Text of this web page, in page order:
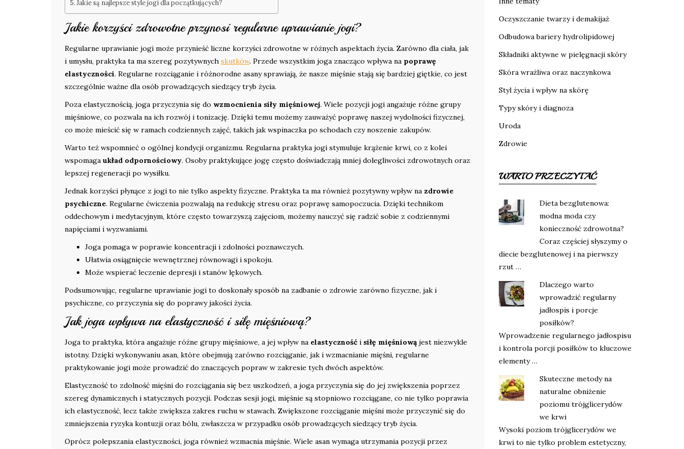
Jakie są najlepsze style jogi dla początkujących?
Jakie korzyści zdrowotne przynosi regularne uprawianie jogi?
Regularne uprawianie jogi może przynieść liczne korzyści zdrowotne w różnych aspektach życia. Zarówno dla ciała, jak
i umysłu, praktyka ta ma szereg pozytywnych skutków. Przede wszystkim joga znacząco wpływa na poprawę
elastyczności. Regularne rozciąganie i różnorodne asany sprawiają, że nasze mięśnie stają się bardziej giętkie, co jest
szczególnie ważne dla osób prowadzących siedzący tryb życia.
Poza elastycznością, joga przyczynia się do wzmocnienia siły mięśniowej. Wiele pozycji jogi angażuje różne grupy
mięśniowe, co pozwala na ich rozwój i tonizację. Dzięki temu możemy zauważyć poprawę naszej wydolności fizycznej,
co może mieścić się w ramach codziennych zajęć, takich jak wspinaczka po schodach czy noszenie zakupów.
Warto też wspomnieć o ogólnej kondycji organizmu. Regularna praktyka jogi stymuluje krążenie krwi, co z kolei
wspomaga układ odpornościowy. Osoby praktykujące jogę często doświadczają mniej dolegliwości zdrowotnych oraz
lepszej regeneracji po wysiłku.
Jednak korzyści płynące z jogi to nie tylko aspekty fizyczne. Praktyka ta ma również pozytywny wpływ na zdrowie
psychiczne. Regularne ćwiczenia pozwalają na redukcję stresu oraz poprawę samopoczucia. Dzięki technikom
oddechowym i medytacyjnym, które często towarzyszą zajęciom, możemy nauczyć się radzić sobie z codziennymi
napięciami i wyzwaniami.
Joga pomaga w poprawie koncentracji i zdolności poznawczych.
Ułatwia osiągnięcie wewnętrznej równowagi i spokoju.
Może wspierać leczenie depresji i stanów lękowych.
Podsumowując, regularne uprawianie jogi to doskonały sposób na zadbanie o zdrowie zarówno fizyczne, jak i
psychiczne, co przyczynia się do poprawy jakości życia.
Jak joga wpływa na elastyczność i siłę mięśniową?
Joga to praktyka, która angażuje różne grupy mięśniowe, a jej wpływ na elastyczność i siłę mięśniowąjest niezwykle
istotny. Dzięki wykonywaniu asan, które obejmują zarówno rozciąganie, jak i wzmacnianie mięśni, regularne
praktykowanie jogi może prowadzić do znaczących popraw w zakresie tych dwóch aspektów.
Elastyczność to zdolność mięśni do rozciągania się bez uszkodzeń, a joga przyczynia się do jej zwiększenia poprzez
szereg dynamicznych i statycznych pozycji. Podczas sesji jogi, mięśnie są stopniowo rozciągane, co nie tylko poprawia
ich elastyczność, lecz także zwiększa zakres ruchu w stawach. Zwiększone rozciąganie mięśni może przyczynić się do
zmniejszenia ryzyka kontuzji oraz bólu, zwłaszcza w przypadku osób prowadzących siedzący tryb życia.
Oprócz polepszania elastyczności, joga również wzmacnia mięśnie. Wiele asan wymaga utrzymania pozycji przez
Oczyszczanie twarzy i demakijaż
Odbudowa bariery hydrolipidowej
Składniki aktywne w pielęgnacji skóry
Skóra wrażliwa oraz naczynkowa
Styl życia i wpływ na skórę
Typy skóry i diagnoza
Uroda
Zdrowie
WARTO PRZECZYTAĆ
Dieta bezglutenowa:
modna moda czy
konieczność zdrowotna?
Coraz częściej słyszymy o
diecie bezglutenowej i na pierwszy
rzut …
Dlaczego warto
wprowadzić regularny
jadłospis i porcje
posiłków?
Wprowadzenie regularnego jadłospisu
i kontrola porcji posiłków to kluczowe
elementy …
Skuteczne metody na
naturalne obniżenie
poziomu trójglicerydów
we krwi
Wysoki poziom trójglicerydów we
krwi to nie tylko problem estetyczny,